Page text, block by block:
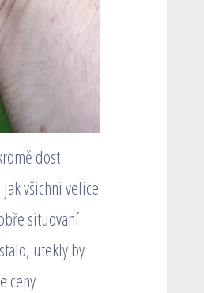
dost
všichni velice
situovaní
utekly by
ceny